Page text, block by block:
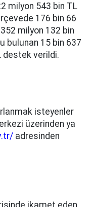
milyon 543 bin TL
176 bin 66
milyon 132 bin
bulunan 15 bin 637
destek verildi.
isteyenler
üzerinden ya
adresinden